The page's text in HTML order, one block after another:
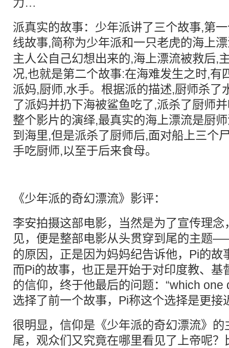
力…
派真实的故事：少年派讲了三个故事,第
线故事,简称为少年派和一只老虎的海上
主人公自己幻想出来的,海上漂流被救后,
况,也就是第二个故事:在海难发生之时,有
派妈,厨师,水手。根据派的描述,厨师杀了
了派妈并扔下海被鲨鱼吃了,派杀了厨师
整个影片的演绎,最真实的海上漂流是厨
到海里,但是派杀了厨师后,面对船上三个
手吃厨师,以至于后来食母。
《少年派的奇幻漂流》影评：
李安拍摄这部电影，当然是为了宣传理
见，便是整部电影从头贯穿到尾的主题
的原因，正是因为妈妈纪告诉他，Pi的故
而Pi的故事，也正是开始于对印度教、基
的信仰，终于他最后的问题：“which one
选择了前一个故事，Pi称这个选择是更接
很明显，信仰是《少年派的奇幻漂流》
尾，观众们又究竟在哪里看见了上帝呢